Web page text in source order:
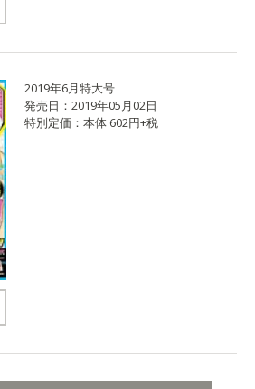
2019年6月特大号
発売日：2019年05月02日
特別定価：本体 602円+税